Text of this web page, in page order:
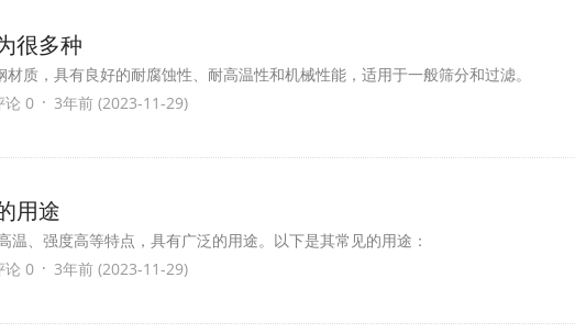
很多种
质，具有良好的耐腐蚀性、耐高温性和机械性能，适用于一般筛分和过滤。
论 0 · 3年前 (2023-11-29)
用途
温、强度高等特点，具有广泛的用途。以下是其常见的用途：
论 0 · 3年前 (2023-11-29)